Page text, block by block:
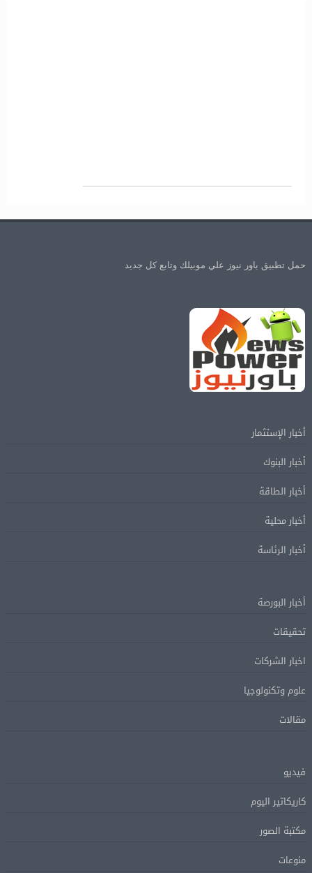
حمل تطبيق باور نيوز علي موبيلك وتابع كل جديد
أخبار الإستثمار
أخبار البنوك
أخبار الطاقة
أخبار محلية
أخبار الرئاسة
أخبار البورصة
تحقيقات
اخبار الشركات
علوم وتكنولوجيا
مقالات
فيديو
كاريكاتير اليوم
مكتبة الصور
منوعات